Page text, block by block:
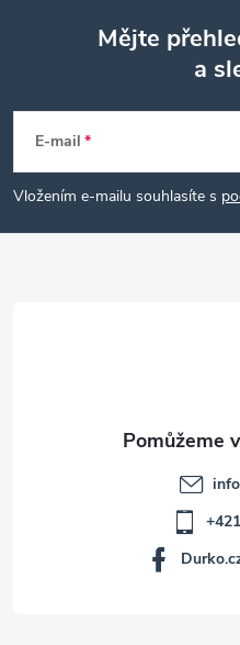
p
a
Mějte
a
E-mail
Vložením e-mailu souhlasíte s
info